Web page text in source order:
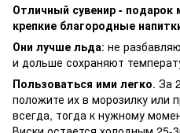
Отличный сувенир -
крепкие благородные
Они лучше льда: не
и дольше сохраняют
Пользоваться ими легко. За
положите их в морозилку или
всегда, тогда к нужному